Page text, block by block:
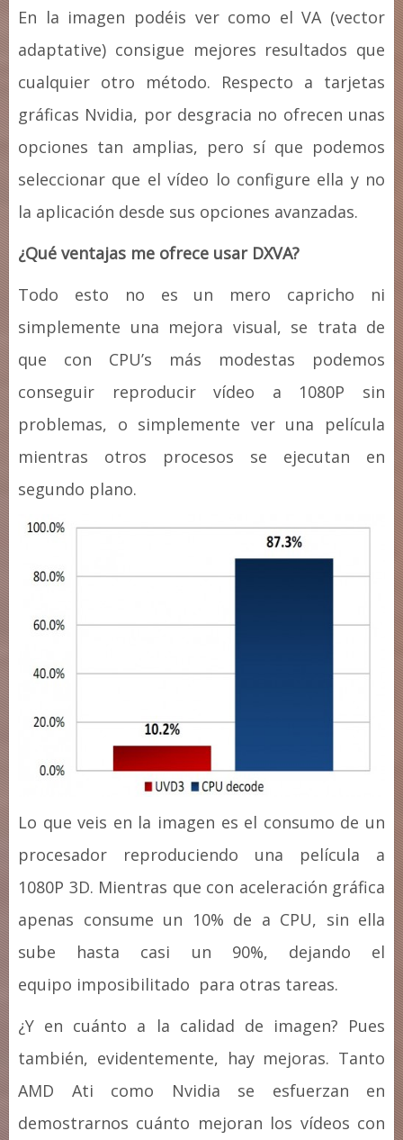
En la imagen podéis ver como el VA (vector
adaptative) consigue mejores resultados que
cualquier otro método. Respecto a tarjetas
gráficas Nvidia, por desgracia no ofrecen unas
opciones tan amplias, pero sí que podemos
seleccionar que el vídeo lo configure ella y no
la aplicación desde sus opciones avanzadas.
¿Qué ventajas me ofrece usar DXVA?
Todo esto no es un mero capricho ni
simplemente una mejora visual, se trata de
que con CPU’s más modestas podemos
conseguir reproducir vídeo a 1080P sin
problemas, o simplemente ver una película
mientras otros procesos se ejecutan en
segundo plano.
Lo que veis en la imagen es el consumo de un
procesador reproduciendo una película a
1080P 3D. Mientras que con aceleración gráfica
apenas consume un 10% de a CPU, sin ella
sube hasta casi un 90%, dejando el
equipo imposibilitado para otras tareas.
¿Y en cuánto a la calidad de imagen? Pues
también, evidentemente, hay mejoras. Tanto
AMD Ati como Nvidia se esfuerzan en
demostrarnos cuánto mejoran los vídeos con